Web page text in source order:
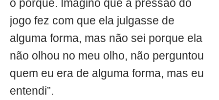
o porquê. Imagino que a pressão do
jogo fez com que ela julgasse de
alguma forma, mas não sei porque ela
não olhou no meu olho, não perguntou
quem eu era de alguma forma, mas eu
entendi”.